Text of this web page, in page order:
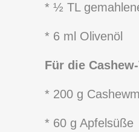
* ½ TL
* 6 ml Olivenöl
Für die
* 200 g
* 60 g Apfelsüße